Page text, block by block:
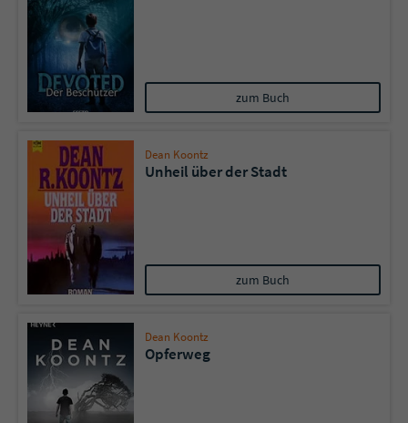
zum Buch
Dean Koontz
Unheil über der Stadt
zum Buch
Dean Koontz
Opferweg